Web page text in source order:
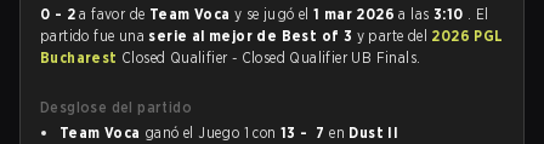
0 - 2 a favor de Team Voca y se jugó el1 mar 2026a las 3:10 . El
partido fue una serie al mejor de Best of 3 y parte del 2026 PGL
Bucharest Closed Qualifier - Closed Qualifier UB Finals.
Desglose del partido
Team Voca ganó el Juego 1 con13 - 7 en Dust II